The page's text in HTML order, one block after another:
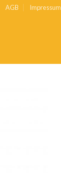
AGB Impressum